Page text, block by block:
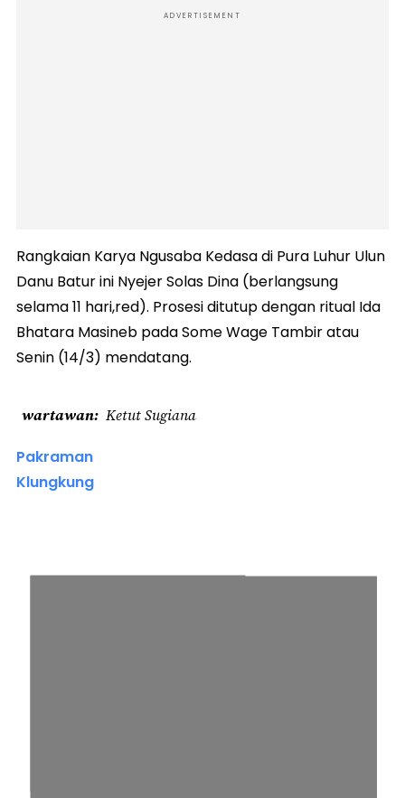
ADVERTISEMENT
Rangkaian Karya Ngusaba Kedasa di Pura Luhur Ulun
Danu Batur ini Nyejer Solas Dina (berlangsung
selama 11 hari,red). Prosesi ditutup dengan ritual Ida
Bhatara Masineb pada Some Wage Tambir atau
Senin (14/3) mendatang.
wartawan Ketut Sugiana
Pakraman
Klungkung